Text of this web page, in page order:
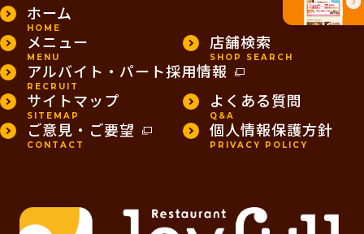
ホーム
HOME
メニュー
MENU
店舗検索
SHOP SEARCH
アルバイト・パート採用情報
RECRUIT
サイトマップ
SITEMAP
よくある質問
Q&A
ご意見・ご要望
CONTACT
個人情報保護方針
PRIVACY POLICY